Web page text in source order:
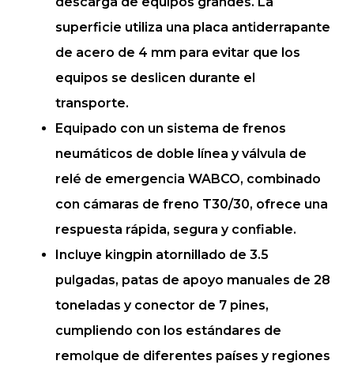
superficie utiliza una placa antiderrapante
de acero de 4 mm para evitar que los
equipos se deslicen durante el
transporte.
Equipado con un sistema de frenos
neumáticos de doble línea y válvula de
relé de emergencia WABCO, combinado
con cámaras de freno T30/30, ofrece una
respuesta rápida, segura y confiable.
Incluye kingpin atornillado de 3.5
pulgadas, patas de apoyo manuales de 28
toneladas y conector de 7 pines,
cumpliendo con los estándares de
remolque de diferentes países y regiones